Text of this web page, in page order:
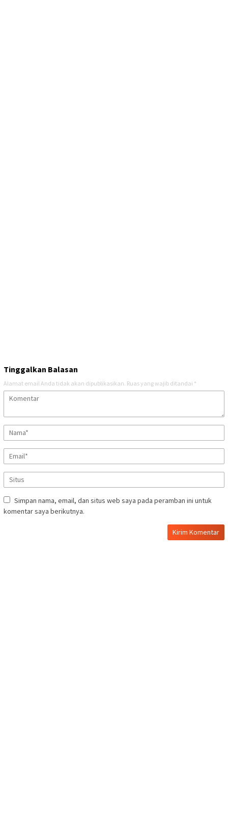
Tinggalkan Balasan
Alamat email Anda tidak akan dipublikasikan. Ruas yang wajib ditandai *
Simpan nama, email, dan situs web saya pada peramban ini untuk
komentar saya berikutnya.